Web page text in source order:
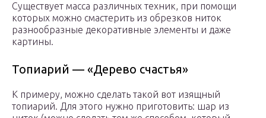
Существует масса различных техник, при помощи
которых можно смастерить из обрезков ниток
разнообразные декоративные элементы и даже
картины.
Топиарий — «Дерево счастья»
К примеру, можно сделать такой вот изящный
топиарий. Для этого нужно приготовить: шар из